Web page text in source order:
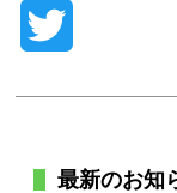
最新のお知